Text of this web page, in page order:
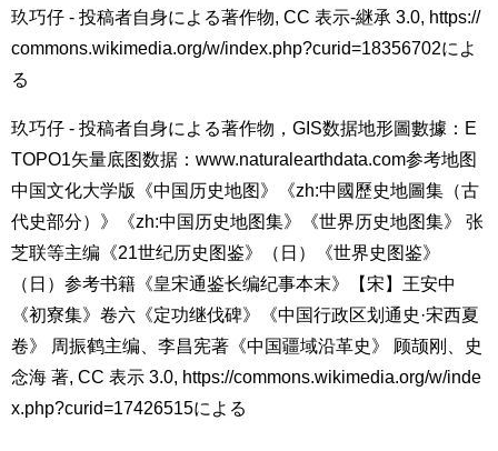
玖巧仔 - 投稿者自身による著作物, CC 表示-継承 3.0, https://
commons.wikimedia.org/w/index.php?curid=18356702によ
る
玖巧仔 - 投稿者自身による著作物，GIS数据地形圖數據：E
TOPO1矢量底图数据：www.naturalearthdata.com参考地图
中国文化大学版《中国历史地图》《zh:中國歷史地圖集（古
代史部分）》《zh:中国历史地图集》《世界历史地图集》 张
芝联等主编《21世纪历史图鉴》（日）《世界史图鉴》
（日）参考书籍《皇宋通鉴长编纪事本末》【宋】王安中
《初寮集》卷六《定功继伐碑》《中国行政区划通史·宋西夏
卷》 周振鹤主编、李昌宪著《中国疆域沿革史》 顾颉刚、史
念海 著, CC 表示 3.0, https://commons.wikimedia.org/w/inde
x.php?curid=17426515による